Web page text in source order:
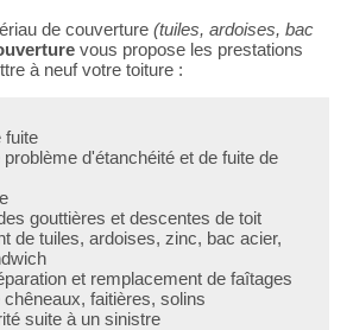
de couverture (tuiles, ardoises, bac
vous propose les prestations
à neuf votre toiture :
fuite
d'étanchéité et de fuite de
gouttières et descentes de toit
de tuiles, ardoises, zinc, bac acier,
et remplacement de faîtages
chêneaux, faitières, solins
suite à un sinistre